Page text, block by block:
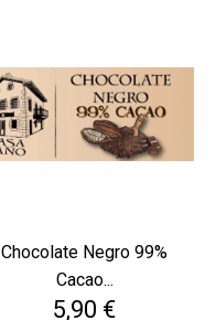
Chocolate Negro 99%
Cacao...
Precio
5,90 €